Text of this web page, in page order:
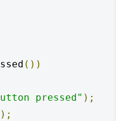
())
pressed" );